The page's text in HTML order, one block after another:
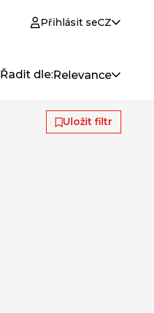
Přihlásit seCZ
Řadit dle:Relevance
Uložit filtr